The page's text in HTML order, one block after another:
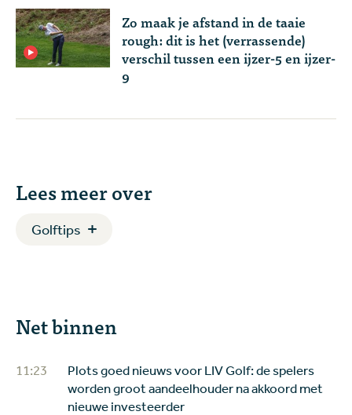
Zo maak je afstand in de taaie
rough: dit is het (verrassende)
verschil tussen een ijzer-5 en ijzer-
9
Lees meer over
Golftips
Net binnen
11:23
Plots goed nieuws voor LIV Golf: de spelers
worden groot aandeelhouder na akkoord met
nieuwe investeerder